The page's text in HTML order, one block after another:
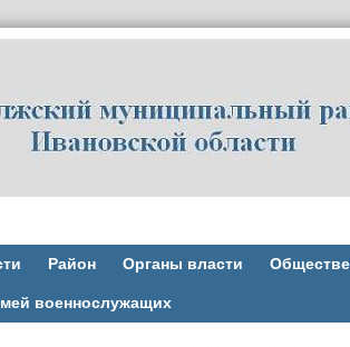
Район Органы власти
военнослужащих